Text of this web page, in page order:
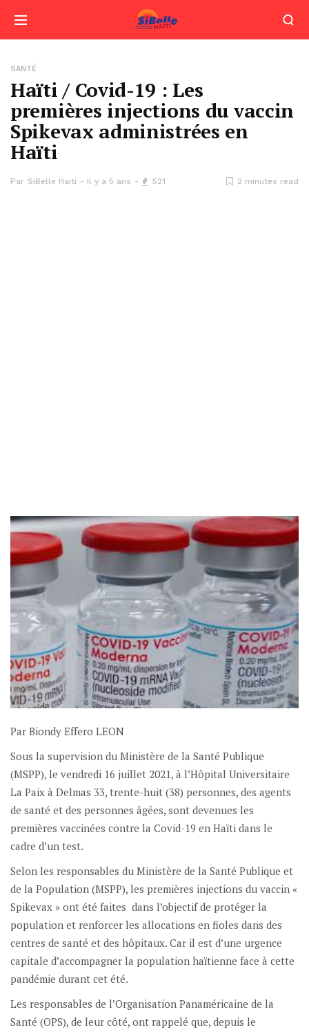
SANTÉ
Haïti / Covid-19 : Les
premières injections du vaccin
Spikevax administrées en
Haïti
Par SiBelle Haiti Il y a 5 ans 521 2 minutes read
Par Biondy Effero LEON
Sous la supervision du Ministère de la Santé Publique
(MSPP), le vendredi 16 juillet 2021, à l’Hôpital Universitaire
La Paix à Delmas 33, trente-huit (38) personnes, des agents
de santé et des personnes âgées, sont devenues les
premières vaccinées contre la Covid-19 en Haïti dans le
cadre d’un test.
Selon les responsables du Ministère de la Santé Publique et
de la Population (MSPP), les premières injections du vaccin «
Spikevax » ont été faites dans l’objectif de protéger la
population et renforcer les allocations en fioles dans des
centres de santé et des hôpitaux. Car il est d’une urgence
capitale d’accompagner la population haïtienne face à cette
pandémie durant cet été.
Les responsables de l’Organisation Panaméricaine de la
Santé (OPS), de leur côté, ont rappelé que, depuis le